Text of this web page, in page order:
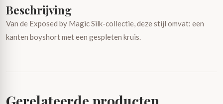
Beschrijving
Van de Exposed by Magic Silk-collectie, deze stijl omvat: een
kanten boyshort met een gespleten kruis.